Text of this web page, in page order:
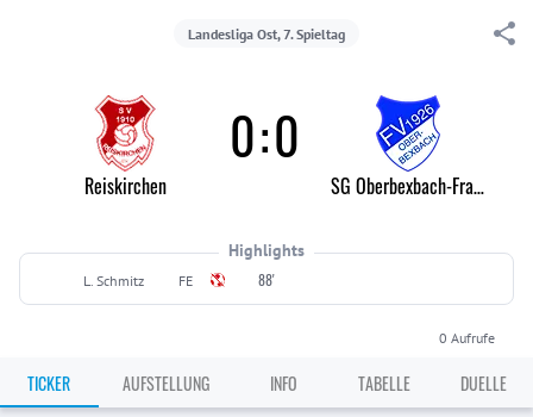
Landesliga Ost, 7. Spieltag
Reiskirchen
0:0
SG Oberbexbach-Frankenholz
Highlights
L. Schmitz FE 88'
0 Aufrufe
TICKER AUFSTELLUNG INFO TABELLE DUELLE